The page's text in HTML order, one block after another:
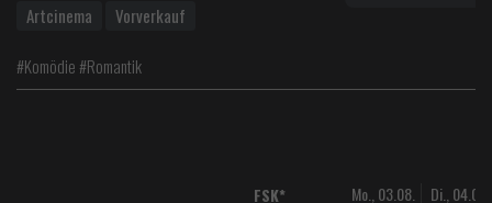
Artcinema Vorverkauf
#Komödie #Romantik
FSK* Mo., 03.08. Di., 04.08.